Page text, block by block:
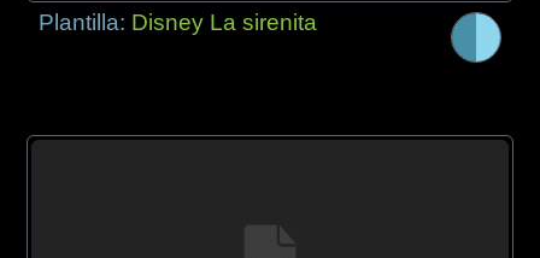
Plantilla: Disney La sirenita